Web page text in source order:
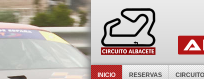
INICIO RESERVAS CIRCUITO